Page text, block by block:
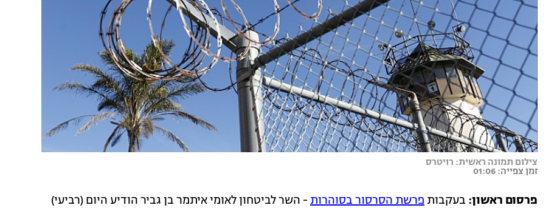
צילום תמונה ראשית: רויטרס
זמן צפייה: 01:06
פרסום ראשון: בעקבות פרשת הסרסור בסוהרות - השר לביטחון לאומי איתמר בן גביר הודיע היום (רביעי)